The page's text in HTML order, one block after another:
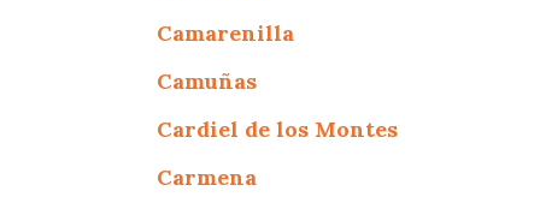
Camarenilla
Camuñas
Cardiel de los Montes
Carmena